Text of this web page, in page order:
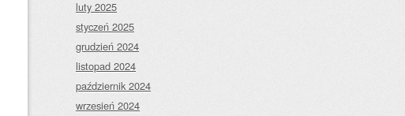
luty 2025
styczeń 2025
grudzień 2024
listopad 2024
październik 2024
wrzesień 2024